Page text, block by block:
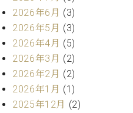
W.
ホ
フ
マ
ン
ト
ラ
・
技
術
営
業
セ
タ
ー
2026年6月 (3)
2026年5月 (3)
2026年4月 (5)
2026年3月 (2)
2026年2月 (2)
2026年1月 (1)
2025年12月 (2)